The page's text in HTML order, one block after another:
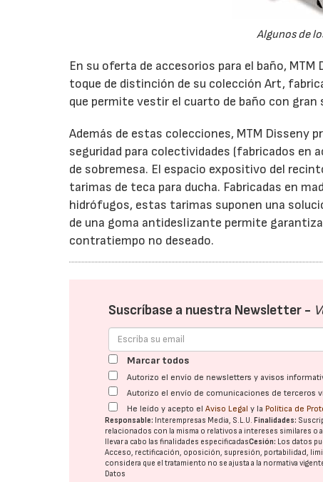
Algunos de
En su oferta de accesorios para el baño,
toque de distinción de su colección Art,
que permite vestir el cuarto de baño con gran
Además de estas colecciones, MTM Disseny
seguridad para colectividades (fabricados en
de sobremesa. El espacio expositivo del
tarimas de teca para ducha. Fabricadas en
hidrófugos, estas tarimas suponen una
de una goma antideslizante permite
contratiempo no deseado.
Suscríbase a nuestra Newsletter -
Marcar todos
Autorizo el envío de newsletters y avisos
Autorizo el envío de comunicaciones de terceros
He leído y acepto elAviso Legal y la Política de
Responsable: Interempresas Media, S.L.U.Finalidades:
relacionados con la misma o relativos a intereses similares o
llevar a cabo las finalidades especificadasCesión: Los datos
Acceso, rectificación, oposición, supresión, portabilidad,
considera que el tratamiento no se ajusta a la normativa
Datos